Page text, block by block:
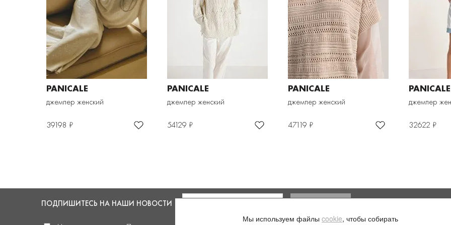
PANICALE
джемпер женский
39198 ₽
PANICALE
джемпер женский
54129 ₽
PANICALE
джемпер женский
47119 ₽
PANICALE
джемпер
32622 ₽
ПОДПИШИТЕСЬ НА НАШИ НОВОСТИ
Мы используем файлы cookie, чтобы собирать